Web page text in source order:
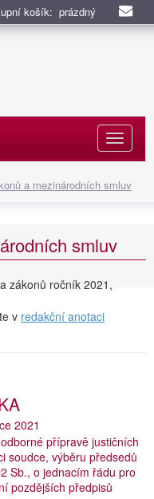
košík: prázdný
a mezinárodních smluv
smluv
zákonů ročník 2021,
v redakční anotaci
2021
přípravě justičních
soudce, výběru předsedů
Sb., o jednacím řádu pro
pozdějších předpisů